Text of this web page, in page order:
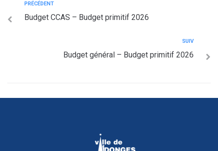
PRÉCÉDENT
Budget CCAS – Budget primitif 2026
SUIV
Budget général – Budget primitif 2026